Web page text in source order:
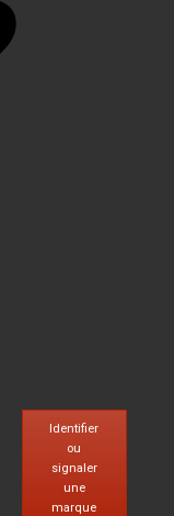
Identifier
ou
signaler
une
marque